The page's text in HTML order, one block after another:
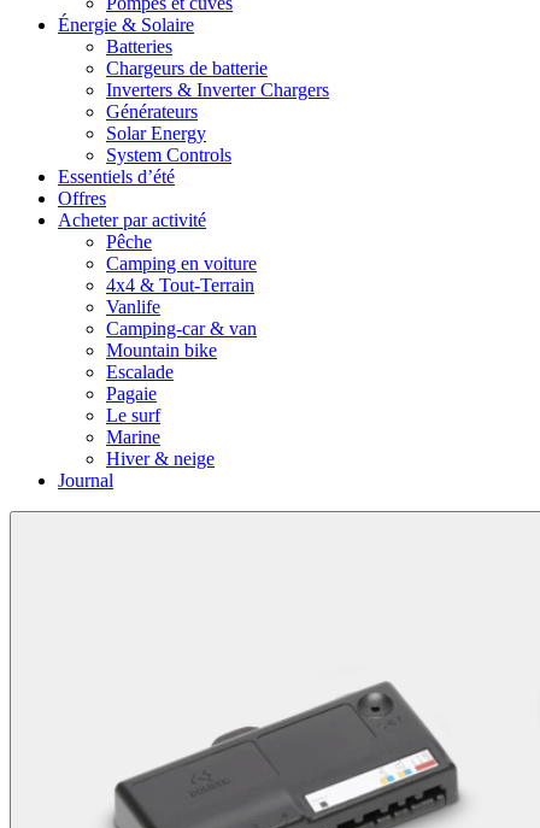
Énergie & Solaire
Batteries
Chargeurs de batterie
Inverters & Inverter Chargers
Générateurs
Solar Energy
System Controls
Essentiels d’été
Offres
Acheter par activité
Pêche
Camping en voiture
4x4 & Tout-Terrain
Vanlife
Camping-car & van
Mountain bike
Escalade
Pagaie
Le surf
Marine
Hiver & neige
Journal